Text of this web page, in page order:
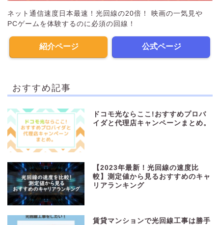
ネット通信速度日本最速！光回線の20倍！ 映画の一気見や
PCゲームを体験するのに必須の回線！
紹介ページ 公式ページ
おすすめ記事
ドコモ光ならここ!おすすめプロバ
イダと代理店キャンペーンまとめ。
【2023年最新！光回線の速度比
較】測定値から見るおすすめのキャ
リアランキング
賃貸マンションで光回線工事は勝手